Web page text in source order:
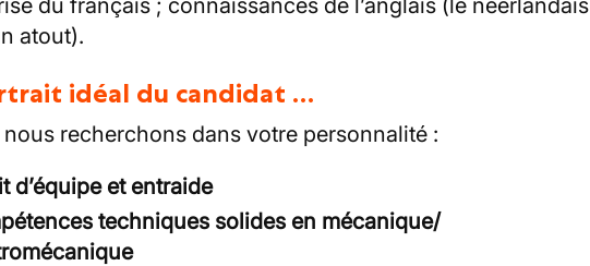
du français ; connaissances de l’anglais (le néerlandais
atout).
idéal du candidat …
nous recherchons dans votre personnalité :
d’équipe et entraide
techniques solides en mécanique/